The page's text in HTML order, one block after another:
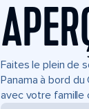
Faites le plein de
Panama à bord
avec votre famille